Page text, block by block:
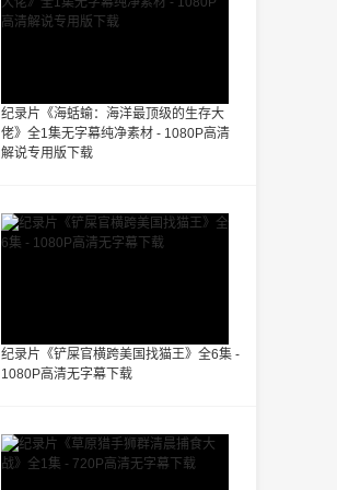
纪录片《海蛞蝓：海洋最顶级的生存大
佬》全1集无字幕纯净素材 - 1080P高清
解说专用版下载
纪录片《铲屎官横跨美国找猫王》全6集 -
1080P高清无字幕下载